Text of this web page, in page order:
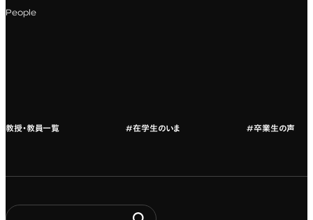
People
教授・教員一覧 #在学生のいま #卒業生の声